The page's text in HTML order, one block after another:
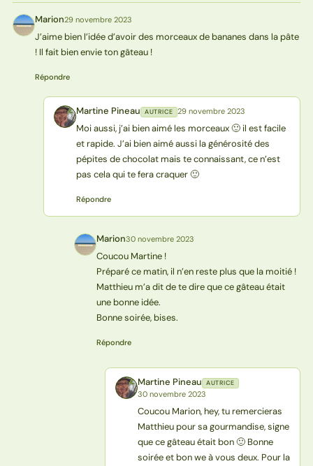
M Marion29 novembre 2023
J’aime bien l’idée d’avoir des morceaux de bananes dans la pâte
! Il fait bien envie ton gâteau !
Répondre
MP Martine Pineau AUTRICE 29 novembre 2023
Moi aussi, j’ai bien aimé les morceaux 🙂 il est facile
et rapide. J’ai bien aimé aussi la générosité des
pépites de chocolat mais te connaissant, ce n’est
pas cela qui te fera craquer 🙂
Répondre
M Marion30 novembre 2023
Coucou Martine !
Préparé ce matin, il n’en reste plus que la moitié !
Matthieu m’a dit de te dire que ce gâteau était
une bonne idée.
Bonne soirée, bises.
Répondre
MP Martine Pineau AUTRICE
30 novembre 2023
Coucou Marion, hey, tu remercieras
Matthieu pour sa gourmandise, signe
que ce gâteau était bon 🙂 Bonne
soirée et bon we à vous deux. Pour la